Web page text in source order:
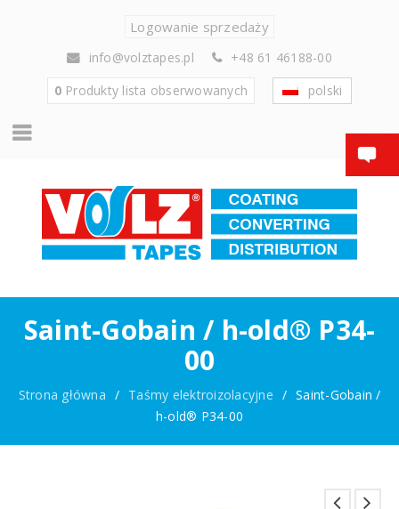
Logowanie sprzedaży
info@volztapes.pl
+48 61 46188-00
0Produkty lista obserwowanych polski
Saint-Gobain / h-old® P34-
00
Strona główna / Taśmy elektroizolacyjne / Saint-Gobain /
h-old® P34-00